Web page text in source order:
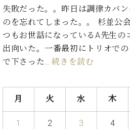
コ
ン
サ
ー
ト /
C.
ヒ
シ
ュ
ア
ノ
技
術
グ
ン
ド
ピ
ア
る
シ
ュ
シ
タ
イ
ン
ラ
ド
ご
内
各
店
か
の
奏
し
た
い！
学
録
報
ベ
ヒ
シ
ン・
サ
失敗だった。。昨日は調律カバ
のを忘れてしまった。。 杉並公
つもお世話になっているA先生の
出向いた。一番最初にトリオで
で下さった…続きを読む
月 火 水 木
1 2 3 4